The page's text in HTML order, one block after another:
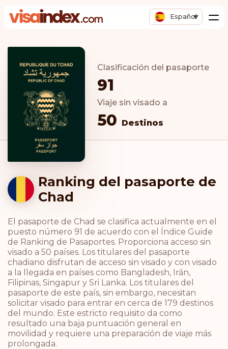
Español
Clasificación del pasaporte
91
Viaje sin visado a
50 Destinos
Ranking del pasaporte de
Chad
El pasaporte de Chad se clasifica actualmente en el
puesto número 91 de acuerdo con el Índice Guide
de Ranking de Pasaportes. Proporciona acceso sin
visado a 50 países. Los titulares del pasaporte
chadiano disfrutan de acceso sin visado y con visado
a la llegada en países como Bangladesh, Irán,
Filipinas, Singapur y Sri Lanka. Los titulares del
pasaporte de este país, sin embargo, necesitan
solicitar visado para entrar en cerca de 179 destinos
del mundo. Este estricto requisito da como
resultado una baja puntuación general en
movilidad y requiere una preparación de viaje más
prolongada.